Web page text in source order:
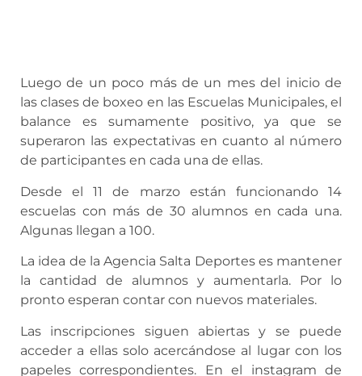
Luego de un poco más de un mes del inicio de
las clases de boxeo en las Escuelas Municipales, el
balance es sumamente positivo, ya que se
superaron las expectativas en cuanto al número
de participantes en cada una de ellas.
Desde el 11 de marzo están funcionando 14
escuelas con más de 30 alumnos en cada una.
Algunas llegan a 100.
La idea de la Agencia Salta Deportes es mantener
la cantidad de alumnos y aumentarla. Por lo
pronto esperan contar con nuevos materiales.
Las inscripciones siguen abiertas y se puede
acceder a ellas solo acercándose al lugar con los
papeles correspondientes. En el instagram de